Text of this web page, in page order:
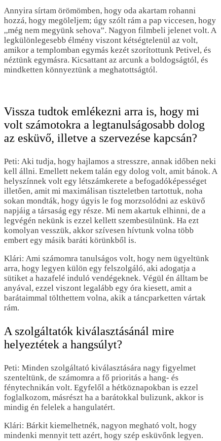
Annyira sírtam örömömben, hogy oda akartam rohanni
hozzá, hogy megöleljem; úgy szólt rám a pap viccesen, hogy
,,még nem megyünk sehova”. Nagyon filmbeli jelenet volt. A
legkülönlegesebb élmény viszont kétségtelenül az volt,
amikor a templomban egymás kezét szorítottunk Petivel, és
néztünk egymásra. Kicsattant az arcunk a boldogságtól, és
mindketten könnyeztünk a meghatottságtól.
Vissza tudtok emlékezni arra is, hogy mi
volt számotokra a legtanulságosabb dolog
az esküvő, illetve a szervezése kapcsán?
Peti: Aki tudja, hogy hajlamos a stresszre, annak időben neki
kell állni. Emellett nekem talán egy dolog volt, amit bánok. A
helyszínnek volt egy létszámkerete a befogadóképességet
illetően, amit mi maximálisan tiszteletben tartottuk, noha
sokan mondták, hogy úgyis le fog morzsolódni az esküvő
napjáig a társaság egy része. Mi nem akartuk elhinni, de a
legvégén nekünk is ezzel kellett szembesülnünk. Ha ezt
komolyan vesszük, akkor szívesen hívtunk volna több
embert egy másik baráti körünkből is.
Klári: Ami számomra tanulságos volt, hogy nem ügyeltünk
arra, hogy legyen külön egy felszolgáló, aki adogatja a
sütiket a hazafelé induló vendégeknek. Végül én álltam be
anyával, ezzel viszont legalább egy óra kiesett, amit a
barátaimmal tölthettem volna, akik a táncparketten vártak
rám.
A szolgáltatók kiválasztásánál mire
helyeztétek a hangsúlyt?
Peti: Minden szolgáltató kiválasztására nagy figyelmet
szenteltünk, de számomra a fő prioritás a hang- és
fénytechnikán volt. Egyfelől a hétköznapokban is ezzel
foglalkozom, másrészt ha a barátokkal bulizunk, akkor is
mindig én felelek a hangulatért.
Klári: Bárkit kiemelhetnék, nagyon megható volt, hogy
mindenki mennyit tett azért, hogy szép esküvőnk legyen.